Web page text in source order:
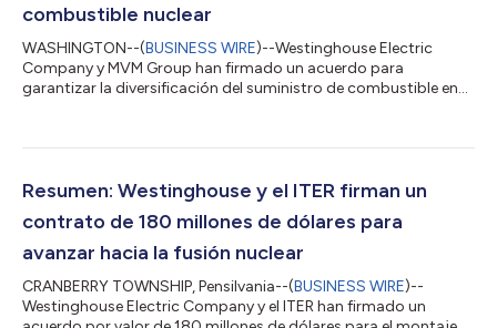
combustible nuclear
WASHINGTON--(BUSINESS WIRE)--Westinghouse Electric
Company y MVM Group han firmado un acuerdo para
garantizar la diversificación del suministro de combustible en
Westinghouse, fabricado en Europa. Las entregas de recargas
2028, siempre y cuando se obtengan las licencias necesarias.
«Nuestro acuerdo con Westinghouse es una clara resp...
Resumen: Westinghouse y el ITER firman un
contrato de 180 millones de dólares para
avanzar hacia la fusión nuclear
CRANBERRY TOWNSHIP, Pensilvania--(BUSINESS WIRE)--
Westinghouse Electric Company y el ITER han firmado un